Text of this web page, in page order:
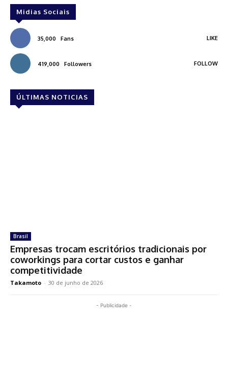
Midias Sociais
35,000 Fans LIKE
419,000 Followers FOLLOW
ÚLTIMAS NOTICIAS
Brasil
Empresas trocam escritórios tradicionais por
coworkings para cortar custos e ganhar
competitividade
Takamoto - 30 de junho de 2026
- Publicidade -